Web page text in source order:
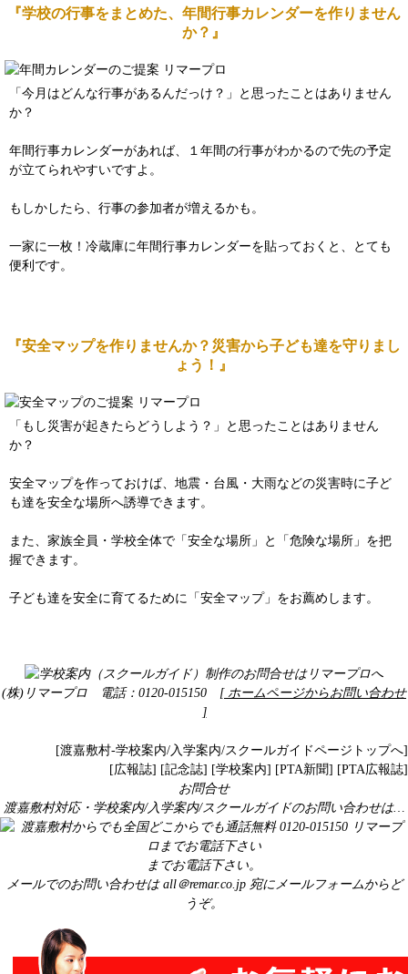
『学校の行事をまとめた、年間行事カレンダーを作りません
か？』
「今月はどんな行事があるんだっけ？」と思ったことはありません
か？
年間行事カレンダーがあれば、１年間の行事がわかるので先の予定
が立てられやすいですよ。
もしかしたら、行事の参加者が増えるかも。
一家に一枚！冷蔵庫に年間行事カレンダーを貼っておくと、とても
便利です。
『安全マップを作りませんか？災害から子ども達を守りまし
ょう！』
「もし災害が起きたらどうしよう？」と思ったことはありません
か？
安全マップを作っておけば、地震・台風・大雨などの災害時に子ど
も達を安全な場所へ誘導できます。
また、家族全員・学校全体で「安全な場所」と「危険な場所」を把
握できます。
子ども達を安全に育てるために「安全マップ」をお薦めします。
(株)リマープロ 電話：0120-015150 [ ホームページからお問い合わせ
]
[渡嘉敷村-学校案内/入学案内/スクールガイドページトップへ]
[広報誌] [記念誌] [学校案内] [PTA新聞] [PTA広報誌]
お問合せ
渡嘉敷村対応・学校案内/入学案内/スクールガイドのお問い合わせは…
までお電話下さい。
メールでのお問い合わせは all＠remar.co.jp 宛にメールフォームからど
うぞ。